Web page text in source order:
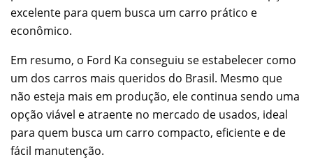
excelente para quem busca um carro prático e
econômico.
Em resumo, o Ford Ka conseguiu se estabelecer como
um dos carros mais queridos do Brasil. Mesmo que
não esteja mais em produção, ele continua sendo uma
opção viável e atraente no mercado de usados, ideal
para quem busca um carro compacto, eficiente e de
fácil manutenção.